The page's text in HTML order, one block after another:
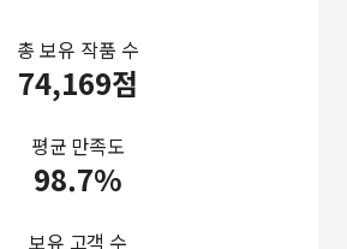
총 보유 작품 수
74,169점
평균 만족도
98.7%
보유 고객 수